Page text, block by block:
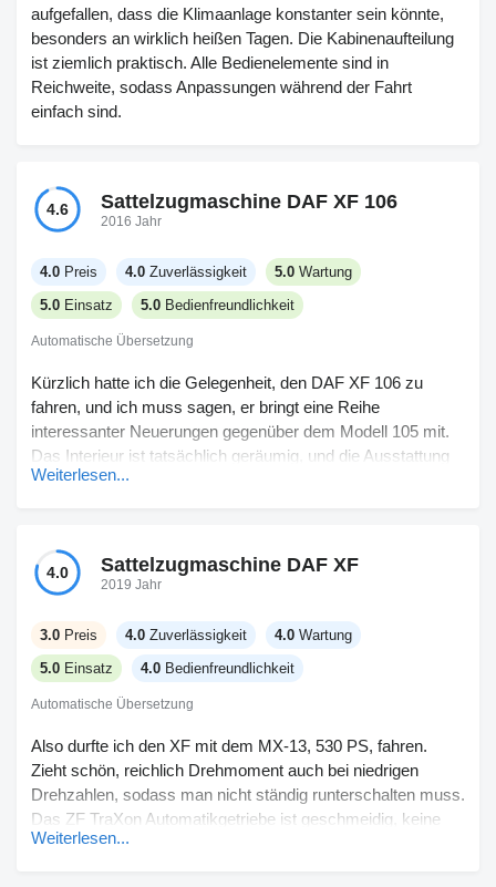
aufgefallen, dass die Klimaanlage konstanter sein könnte,
besonders an wirklich heißen Tagen. Die Kabinenaufteilung
ist ziemlich praktisch. Alle Bedienelemente sind in
Reichweite, sodass Anpassungen während der Fahrt
einfach sind.
4.6 Sattelzugmaschine DAF XF 106
2016 Jahr
4.0 Preis 4.0 Zuverlässigkeit 5.0 Wartung
5.0 Einsatz 5.0 Bedienfreundlichkeit
Automatische Übersetzung
Kürzlich hatte ich die Gelegenheit, den DAF XF 106 zu
fahren, und ich muss sagen, er bringt eine Reihe
interessanter Neuerungen gegenüber dem Modell 105 mit.
Das Interieur ist tatsächlich geräumig, und die Ausstattung
mit einer Super Space Cab sorgt für reichlich Platz auf
längerer Fahrzeiten. Allerdings sind einige Staufächer, wie
die Außenfächer, angesichts der Größe des Lkw eher
spärlich bemessen. Was das Handling angeht, fährt das
Fahrzeug ruhig, obwohl man sich an einige der neuen
elektronischen Assistenzfunktionen gewöhnen muss.
Insgesamt ein verbessertes Erlebnis, wenn auch nicht ohne
kleinere Macken.
Weiterlesen...
4.0 Sattelzugmaschine DAF XF
2019 Jahr
3.0 Preis 4.0 Zuverlässigkeit 4.0 Wartung
5.0 Einsatz 4.0 Bedienfreundlichkeit
Automatische Übersetzung
Also durfte ich den XF mit dem MX-13, 530 PS, fahren.
Zieht schön, reichlich Drehmoment auch bei niedrigen
Drehzahlen, sodass man nicht ständig runterschalten muss.
Das ZF TraXon Automatikgetriebe ist geschmeidig, keine
Beschwerden dort. Die Motorbremse ist leistungsstärker im
Weiterlesen...